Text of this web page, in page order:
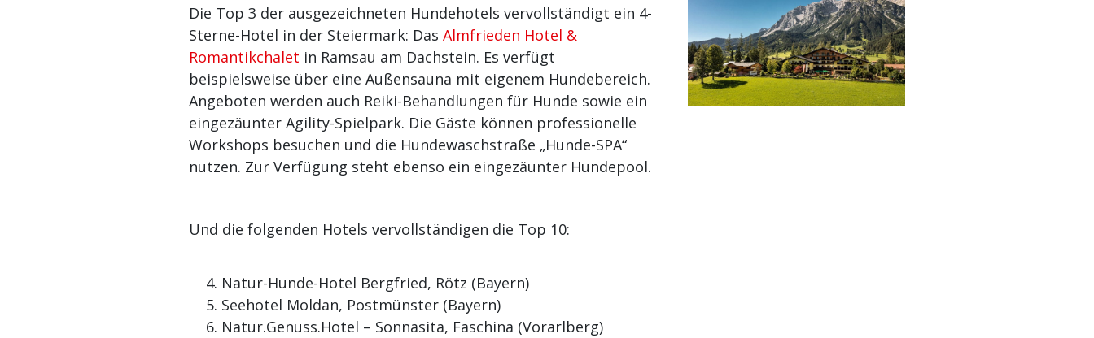
Die Top 3 der ausgezeichneten Hundehotels vervollständigt ein 4-
Sterne-Hotel in der Steiermark: Das Almfrieden Hotel &
Romantikchalet in Ramsau am Dachstein. Es verfügt
beispielsweise über eine Außensauna mit eigenem Hundebereich.
Angeboten werden auch Reiki-Behandlungen für Hunde sowie ein
eingezäunter Agility-Spielpark. Die Gäste können professionelle
Workshops besuchen und die Hundewaschstraße „Hunde-SPA“
nutzen. Zur Verfügung steht ebenso ein eingezäunter Hundepool.
Und die folgenden Hotels vervollständigen die Top 10:
Natur-Hunde-Hotel Bergfried, Rötz (Bayern)
Seehotel Moldan, Postmünster (Bayern)
Natur.Genuss.Hotel – Sonnasita, Faschina (Vorarlberg)